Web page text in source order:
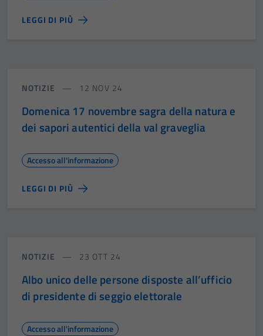
LEGGI DI PIÙ
NOTIZIE 12 NOV 24
Domenica 17 novembre sagra della natura e
dei sapori autentici della val graveglia
Accesso all'informazione
LEGGI DI PIÙ
NOTIZIE 23 OTT 24
Albo unico delle persone disposte all’ufficio
di presidente di seggio elettorale
Accesso all'informazione